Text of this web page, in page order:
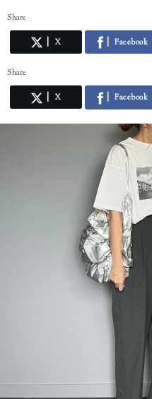
Share
X Facebook
Share
X Facebook